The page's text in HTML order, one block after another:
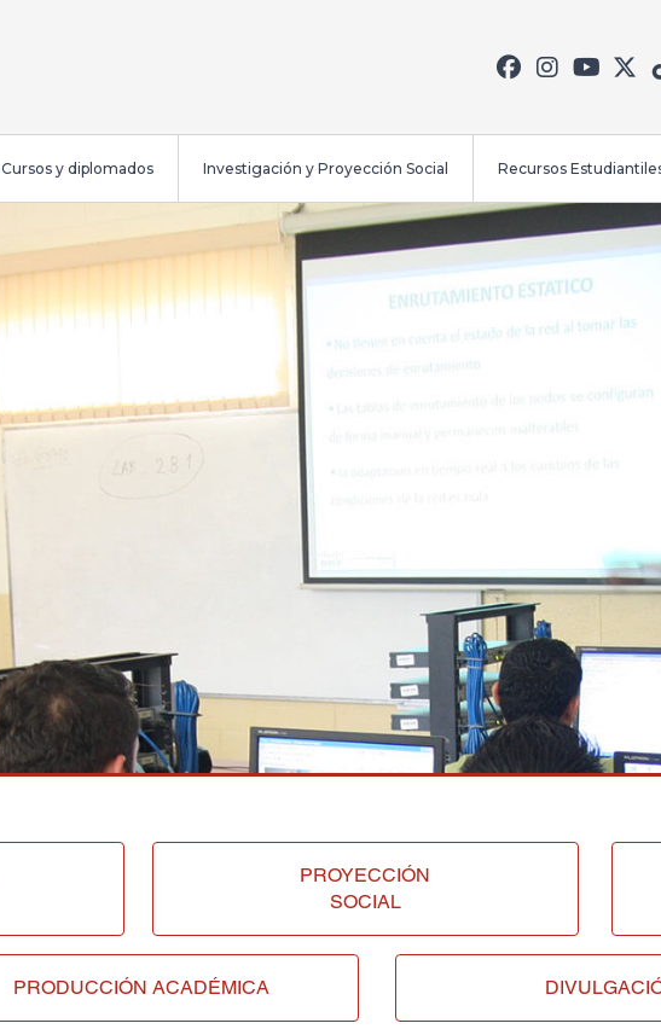
Cursos y diplomados Investigación y Proyección Social Recursos
PROYECCIÓN
SOCIAL
PRODUCCIÓN ACADÉMICA